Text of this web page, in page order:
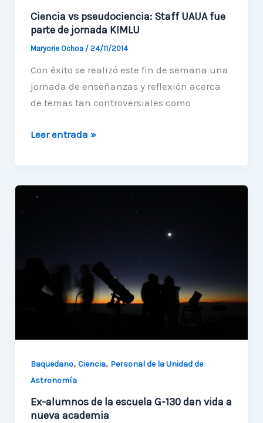
Ciencia vs pseudociencia: Staff UAUA fue
parte de jornada KIMLU
Maryorie Ochoa / 24/11/2014
Con éxito se realizó este fin de semana una
jornada de enseñanzas y reflexión acerca
de temas tan controversiales como
Ciencia
Staff
UAUA
jornada
Leer entrada »
Baquedano, Ciencia, Personal de la Unidad de
Astronomía
Ex-alumnos de la escuela G-130 dan vida a
nueva academia